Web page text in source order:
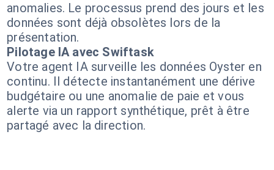
anomalies. Le processus prend des jours et les
données sont déjà obsolètes lors de la
présentation.
Pilotage IA avec Swiftask
Votre agent IA surveille les données Oyster en
continu. Il détecte instantanément une dérive
budgétaire ou une anomalie de paie et vous
alerte via un rapport synthétique, prêt à être
partagé avec la direction.